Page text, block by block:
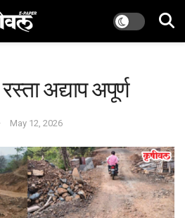
अद्याप अपूर्ण
May 12, 2026